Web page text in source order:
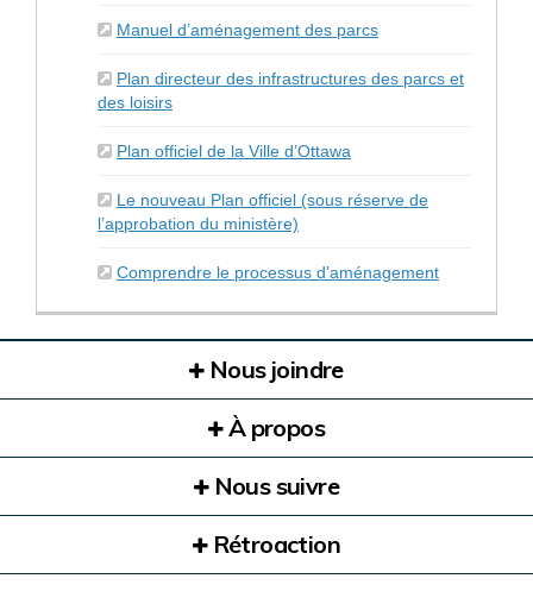
Manuel d’aménagement des parcs(Liens externes)
Plan directeur des infrastructures des parcs et
des loisirs
Plan officiel de la Ville d’Ottawa
Le nouveau Plan officiel (sous réserve de
l’approbation du ministère)
Comprendre le processus d’aménagement(Liens
Nous joindre
À propos
Nous suivre
Rétroaction